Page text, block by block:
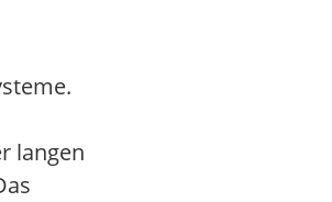
langen